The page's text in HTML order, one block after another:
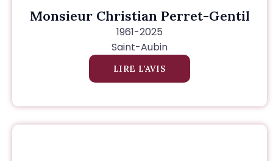
Monsieur Christian Perret-Gentil
1961-2025
Saint-Aubin
LIRE L’AVIS